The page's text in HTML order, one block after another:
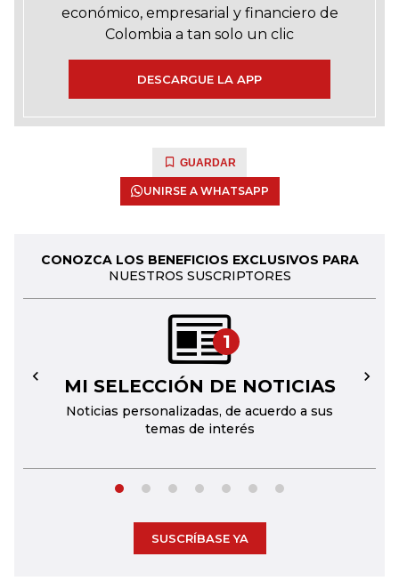
económico, empresarial y financiero de
Colombia a tan solo un clic
DESCARGUE LA APP
GUARDAR
UNIRSE A WHATSAPP
CONOZCA LOS BENEFICIOS EXCLUSIVOS PARA
NUESTROS SUSCRIPTORES
1
MI SELECCIÓN DE NOTICIAS
Noticias personalizadas, de acuerdo a sus
temas de interés
← →
SUSCRÍBASE YA